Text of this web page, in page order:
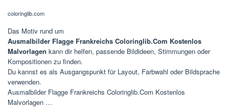
coloringlib.com
Das Motiv rund um
Ausmalbilder Flagge Frankreichs Coloringlib.Com Kostenlos
Malvorlagen kann dir helfen, passende Bildideen, Stimmungen oder
Kompositionen zu finden.
Du kannst es als Ausgangspunkt für Layout, Farbwahl oder Bildsprache
verwenden.
Ausmalbilder Flagge Frankreichs Coloringlib.Com Kostenlos
Malvorlagen …